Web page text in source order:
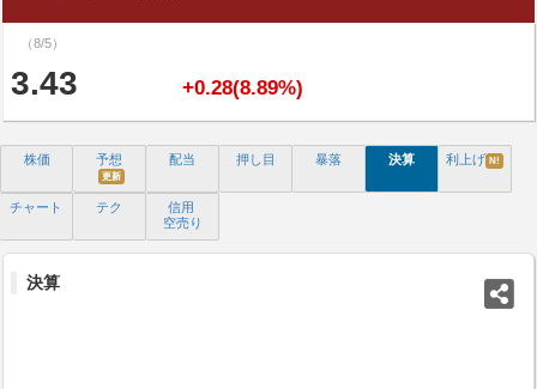
（8/5）
3.43 +0.28(8.89%)
株価 予想
更新
配当 押し目 暴落 決算 利上げ N!
チャート テク
信用
空売り
決算